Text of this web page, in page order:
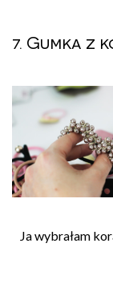
7. Gumka z
Ja wybrałam